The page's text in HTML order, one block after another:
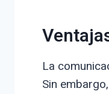
La
Sin